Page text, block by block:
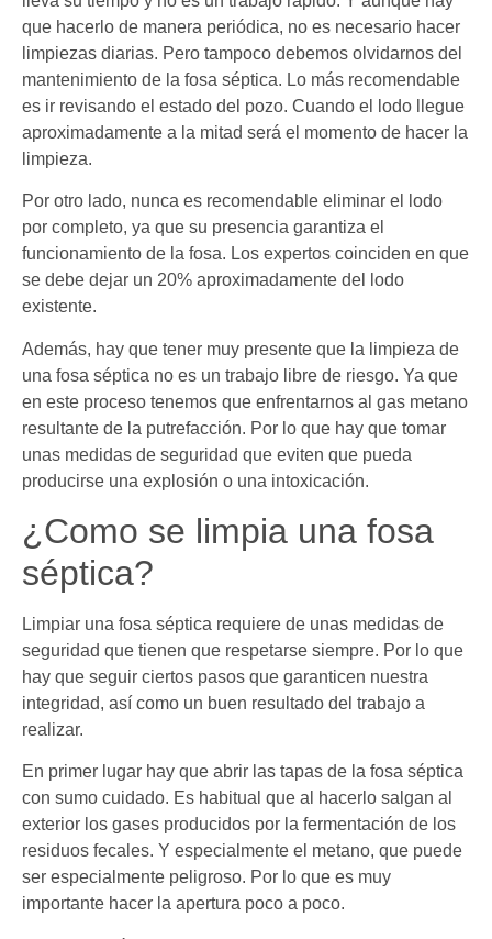
que hacerlo de manera periódica, no es necesario hacer
limpiezas diarias. Pero tampoco debemos olvidarnos del
mantenimiento de la fosa séptica. Lo más recomendable
es ir revisando el estado del pozo. Cuando el lodo llegue
aproximadamente a la mitad será el momento de hacer la
limpieza.
Por otro lado, nunca es recomendable eliminar el lodo
por completo, ya que su presencia garantiza el
funcionamiento de la fosa. Los expertos coinciden en que
se debe dejar un 20% aproximadamente del lodo
existente.
Además, hay que tener muy presente que la limpieza de
una fosa séptica no es un trabajo libre de riesgo. Ya que
en este proceso tenemos que enfrentarnos al gas metano
resultante de la putrefacción. Por lo que hay que tomar
unas medidas de seguridad que eviten que pueda
producirse una explosión o una intoxicación.
¿Como se limpia una fosa
séptica?
Limpiar una fosa séptica requiere de unas medidas de
seguridad que tienen que respetarse siempre. Por lo que
hay que seguir ciertos pasos que garanticen nuestra
integridad, así como un buen resultado del trabajo a
realizar.
En primer lugar hay que abrir las tapas de la fosa séptica
con sumo cuidado. Es habitual que al hacerlo salgan al
exterior los gases producidos por la fermentación de los
residuos fecales. Y especialmente el metano, que puede
ser especialmente peligroso. Por lo que es muy
importante hacer la apertura poco a poco.